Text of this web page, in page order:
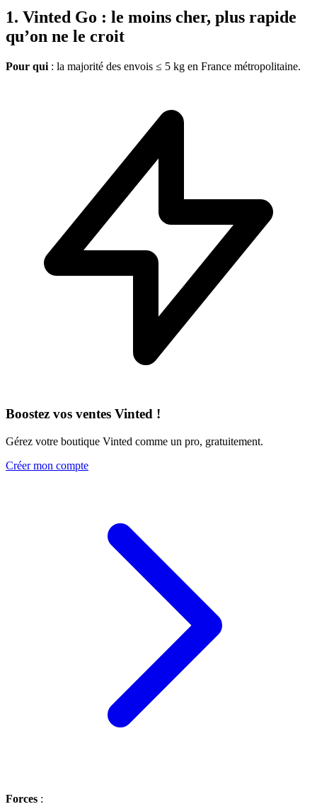
1. Vinted Go : le moins cher, plus rapide
qu’on ne le croit
Pour qui : la majorité des envois ≤ 5 kg en France métropolitaine.
Boostez vos ventes Vinted !
Gérez votre boutique Vinted comme un pro, gratuitement.
Créer mon compte
Forces :